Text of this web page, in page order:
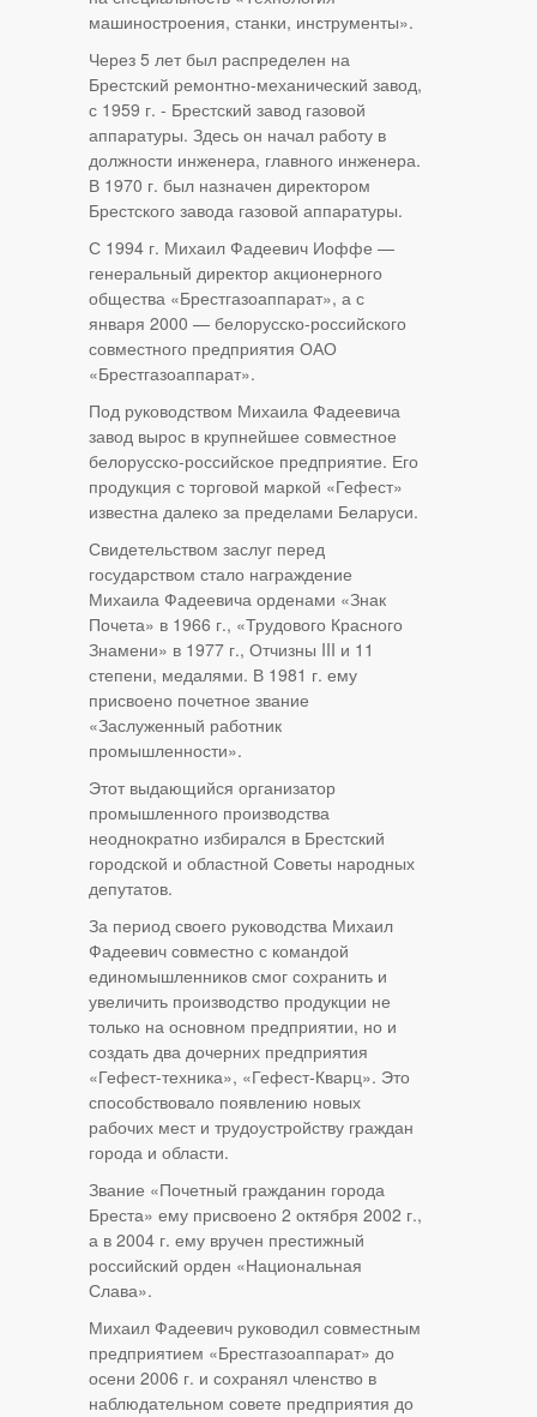
машиностроения, станки, инструменты».
Через 5 лет был распределен на
Брестский ремонтно-механический завод,
с 1959 г. - Брестский завод газовой
аппаратуры. Здесь он начал работу в
должности инженера, главного инженера.
В 1970 г. был назначен директором
Брестского завода газовой аппаратуры.
С 1994 г. Михаил Фадеевич Иоффе —
генеральный директор акционерного
общества «Брестгазоаппарат», а с
января 2000 — белорусско-российского
совместного предприятия ОАО
«Брестгазоаппарат».
Под руководством Михаила Фадеевича
завод вырос в крупнейшее совместное
белорусско-российское предприятие. Его
продукция с торговой маркой «Гефест»
известна далеко за пределами Беларуси.
Свидетельством заслуг перед
государством стало награждение
Михаила Фадеевича орденами «Знак
Почета» в 1966 г., «Трудового Красного
Знамени» в 1977 г., Отчизны III и 11
степени, медалями. В 1981 г. ему
присвоено почетное звание
«Заслуженный работник
промышленности».
Этот выдающийся организатор
промышленного производства
неоднократно избирался в Брестский
городской и областной Советы народных
депутатов.
За период своего руководства Михаил
Фадеевич совместно с командой
единомышленников смог сохранить и
увеличить производство продукции не
только на основном предприятии, но и
создать два дочерних предприятия
«Гефест-техника», «Гефест-Кварц». Это
способствовало появлению новых
рабочих мест и трудоустройству граждан
города и области.
Звание «Почетный гражданин города
Бреста» ему присвоено 2 октября 2002 г.,
а в 2004 г. ему вручен престижный
российский орден «Национальная
Слава».
Михаил Фадеевич руководил совместным
предприятием «Брестгазоаппарат» до
осени 2006 г. и сохранял членство в
наблюдательном совете предприятия до